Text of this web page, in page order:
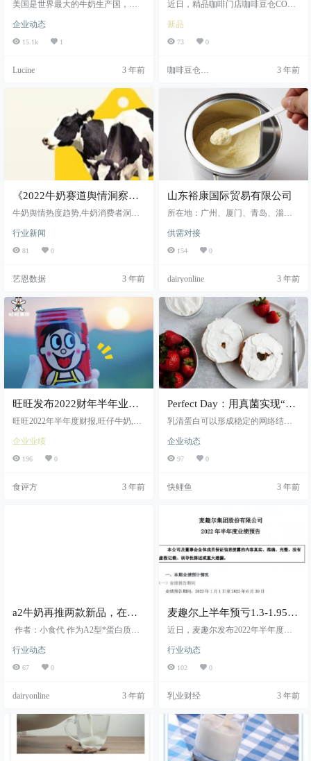
美国是世界最大的牛奶生产国，同
得这样的成绩，要归功于美国3.1万
名奶农辛勤的工作，他们始终以实
报告显示，美国在2022年生产了超
奶酪和其他乳制品的形式分销到海
外。 去年，美国生产了630万吨奶
酪，比欧盟前三大生产国（德国、
法国和意大利）的总和都多出了1
8%。其中生产最多的…
企业动态
15.1k 1
Lucine 3 年前
近日，精品咖啡门店咖啡豆仓COPL
啡。 无乳糖牛奶拿铁咖啡 咖啡豆仓
在上海有二家门店位于襄阳南路和
择，尤其是乳糖不耐症者饮用常规
尴尬，他们在全国首次和芬兰国民
品牌维利奥Valio合作1 H M l K，推
出无乳糖牛奶拿铁，目前开通美团
外卖…
新品
73 0
咖啡豆仓
3 年前
《2022牛奶赛道舆情洞察》
发布，从卷营养、卷奶源到
牛奶舆情热度趋势,牛奶消费者洞察,
行业新闻
81 0
艺恩数据 3 年前
山东裕康国际贸易有限公司
所在地：广州、厦门、青岛、淄
纯牛奶1L–波兰大M 乳糖–美国标
九、波兰波妙可 联系人：刘延福185
供需对接
154 0
dairyonline 3 年前
旺旺发布2022财年半年业
绩：营利双跌，旺仔牛奶下
旺旺2022年半年度财报,旺仔牛奶,旺
企业业绩
196 0
食评方 3 年前
Perfect Day：用真菌实现“牛
奶”自由
乳清蛋白可以形成稳定的网络结构,P
e Bio Foundry, Inc,Perfect Day于2021
年完成3.5亿美元融资
企业动态
97 0
快鲤鱼 3 年前
a2牛奶再推两款新品，在华
布局即将满10年
作者：小食代 作为A2型*蛋白质先
战略合作伙伴中国农垦控股上海有
限公司再度亮相进博会。 据悉，...
行业动态
67 0
dairyonline 3 年前
麦趣尔上半年预亏1.3-1.95
亿，公司纯牛奶已停止生产
近日，麦趣尔发布2022年半年度业
1.95亿元，上年同期盈利1094万元。
行业动态
102 0
乳业财经 3 年前